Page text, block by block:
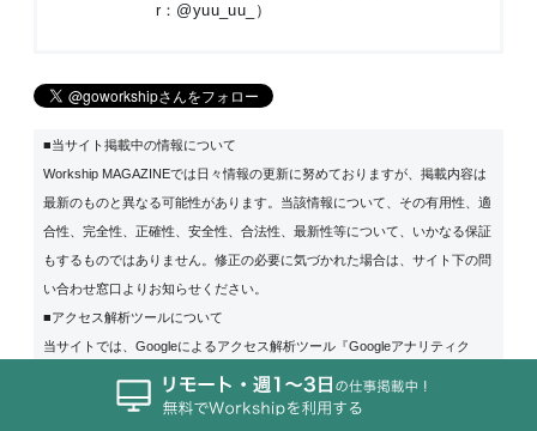
r： @yuu_uu_ ）
■当サイト掲載中の情報について
Workship MAGAZINEでは日々情報の更新に努めておりますが、掲載内容は
最新のものと異なる可能性があります。当該情報について、その有用性、適
合性、完全性、正確性、安全性、合法性、最新性等について、いかなる保証
もするものではありません。修正の必要に気づかれた場合は、サイト下の問
い合わせ窓口よりお知らせください。
■アクセス解析ツールについて
当サイトでは、Googleによるアクセス解析ツール『Googleアナリティク
ス』を利用しています。このGoogleアナリティクスはトラフィックデータの
収集を行なっています。このトラフィックデータは匿名で収集されており、